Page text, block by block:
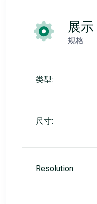
展示
规格
类型:
尺寸:
Resolution: